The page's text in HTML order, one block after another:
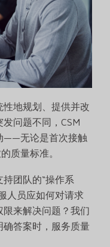
性地规划、提供并改
问题不同，CSM
——无论是首次接触
质量标准。
团队的“操作系
人员应如何对请求
来解决问题？我们
答案时，服务质量